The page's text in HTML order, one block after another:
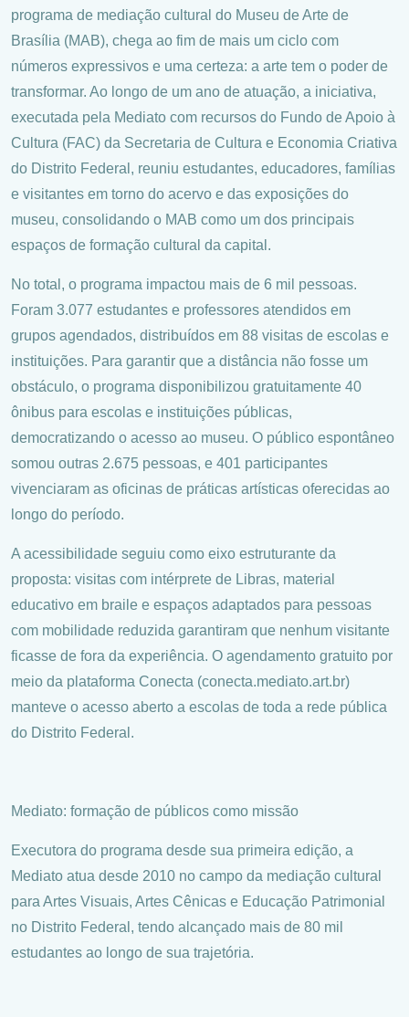
programa de mediação cultural do Museu de Arte de
Brasília (MAB), chega ao fim de mais um ciclo com
números expressivos e uma certeza: a arte tem o poder de
transformar. Ao longo de um ano de atuação, a iniciativa,
executada pela Mediato com recursos do Fundo de Apoio à
Cultura (FAC) da Secretaria de Cultura e Economia Criativa
do Distrito Federal, reuniu estudantes, educadores, famílias
e visitantes em torno do acervo e das exposições do
museu, consolidando o MAB como um dos principais
espaços de formação cultural da capital.
No total, o programa impactou mais de 6 mil pessoas.
Foram 3.077 estudantes e professores atendidos em
grupos agendados, distribuídos em 88 visitas de escolas e
instituições. Para garantir que a distância não fosse um
obstáculo, o programa disponibilizou gratuitamente 40
ônibus para escolas e instituições públicas,
democratizando o acesso ao museu. O público espontâneo
somou outras 2.675 pessoas, e 401 participantes
vivenciaram as oficinas de práticas artísticas oferecidas ao
longo do período.
A acessibilidade seguiu como eixo estruturante da
proposta: visitas com intérprete de Libras, material
educativo em braile e espaços adaptados para pessoas
com mobilidade reduzida garantiram que nenhum visitante
ficasse de fora da experiência. O agendamento gratuito por
meio da plataforma Conecta (conecta.mediato.art.br)
manteve o acesso aberto a escolas de toda a rede pública
do Distrito Federal.
Mediato: formação de públicos como missão
Executora do programa desde sua primeira edição, a
Mediato atua desde 2010 no campo da mediação cultural
para Artes Visuais, Artes Cênicas e Educação Patrimonial
no Distrito Federal, tendo alcançado mais de 80 mil
estudantes ao longo de sua trajetória.